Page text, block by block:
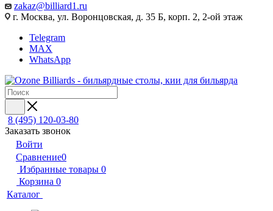
zakaz@billiard1.ru
г. Москва, ул. Воронцовская, д. 35 Б, корп. 2, 2-ой этаж
Telegram
MAX
WhatsApp
8 (495) 120-03-80
Заказать звонок
Войти
Сравнение0
Избранные товары 0
Корзина 0
Каталог